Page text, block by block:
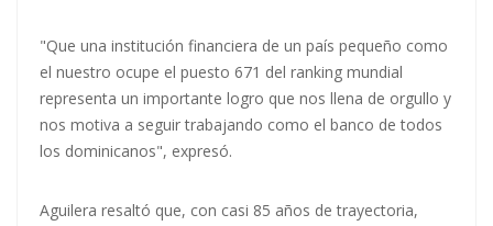
"Que una institución financiera de un país pequeño como
el nuestro ocupe el puesto 671 del ranking mundial
representa un importante logro que nos llena de orgullo y
nos motiva a seguir trabajando como el banco de todos
los dominicanos", expresó.
Aguilera resaltó que, con casi 85 años de trayectoria,